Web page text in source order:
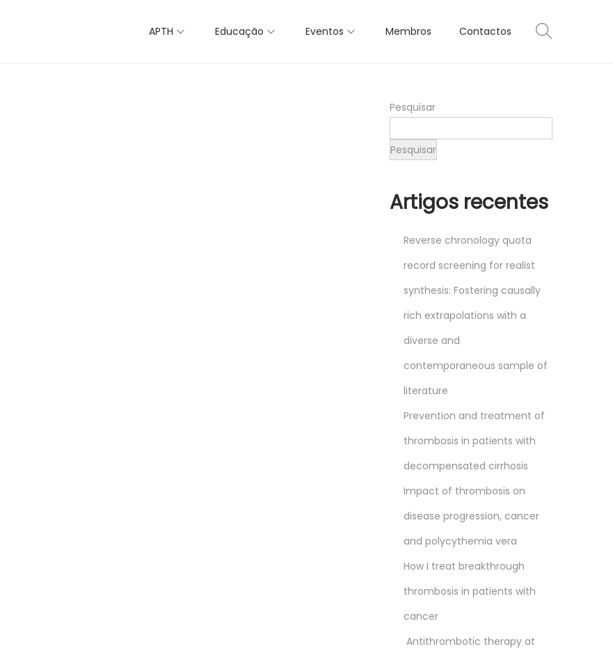
APTH Educação Eventos Membros Contactos
Pesquisar
Pesquisar
Artigos recentes
Reverse chronology quota
record screening for realist
synthesis: Fostering causally
rich extrapolations with a
diverse and
contemporaneous sample of
literature
Prevention and treatment of
thrombosis in patients with
decompensated cirrhosis
Impact of thrombosis on
disease progression, cancer
and polycythemia vera
How I treat breakthrough
thrombosis in patients with
cancer
Antithrombotic therapy at